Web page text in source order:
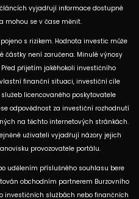
vyjadřují informace dostupné
mohou se v čase měnit.
s rizikem. Hodnota investic může
částky není zaručena. Minulé výnosy
přijetím jakéhokoli investičního
finanční situaci, investiční cíle
licencovaného poskytovatele
odpovědnost za investiční rozhodnutí
na těchto internetových stránkách.
uživateli vyjadřují názory jejich
provozovatele portálu.
udělením příslušného souhlasu bere
obchodním partnerem Burzovního
investičních službách nebo finančních